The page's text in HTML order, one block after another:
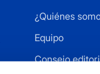
¿Quiénes
Equipo
Consejo